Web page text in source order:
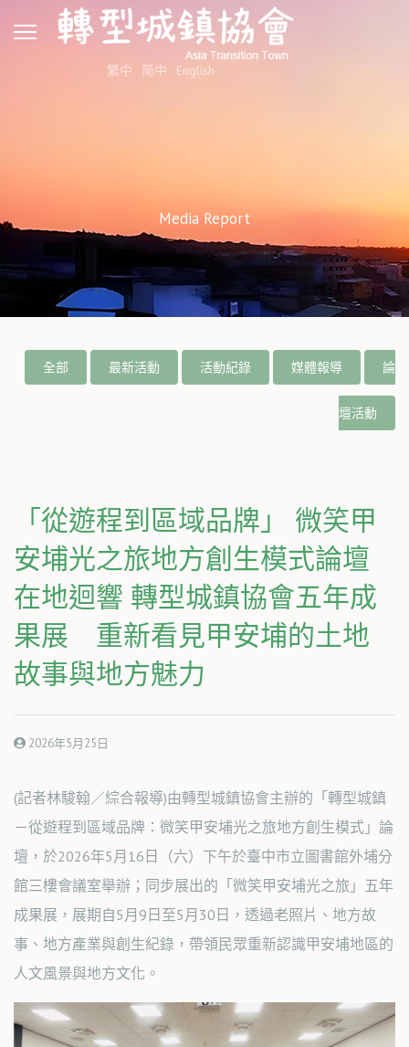
繁中 简中 English
Media Report
全部 最新活動 活動紀錄 媒體報導 論
壇活動
「從遊程到區域品牌」 微笑甲
安埔光之旅地方創生模式論壇
在地迴響 轉型城鎮協會五年成
果展 重新看見甲安埔的土地
故事與地方魅力
2026年5月25日
(記者林駿翰／綜合報導)由轉型城鎮協會主辦的「轉型城鎮
－從遊程到區域品牌：微笑甲安埔光之旅地方創生模式」論
壇，於2026年5月16日（六）下午於臺中市立圖書館外埔分
館三樓會議室舉辦；同步展出的「微笑甲安埔光之旅」五年
成果展，展期自5月9日至5月30日，透過老照片、地方故
事、地方產業與創生紀錄，帶領民眾重新認識甲安埔地區的
人文風景與地方文化。